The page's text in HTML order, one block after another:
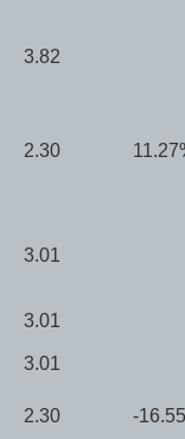
3.82
2.30
3.01
3.01
3.01
2.30 -